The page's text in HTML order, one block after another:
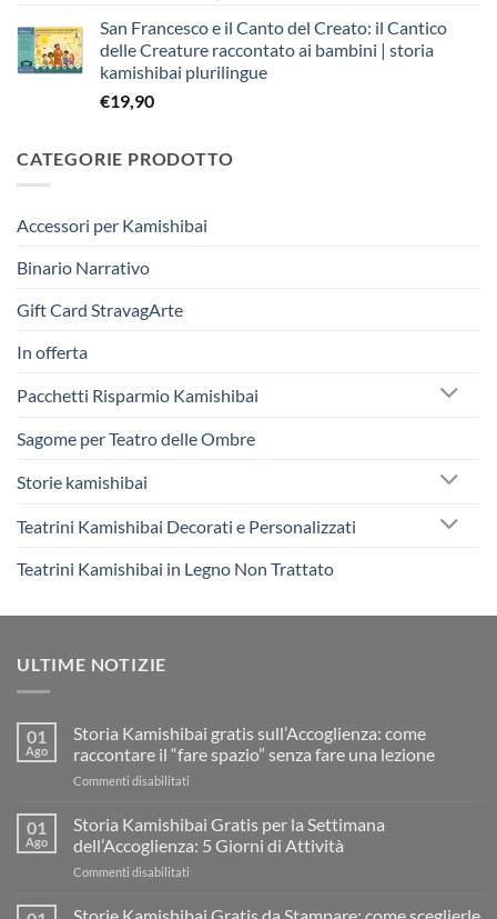
originale
era:
€263,40.
attuale
è:
€250,00.
San Francesco e il Canto del Creato: il Cantico
delle Creature raccontato ai bambini | storia
kamishibai plurilingue
€19,90
CATEGORIE PRODOTTO
Accessori per Kamishibai
Binario Narrativo
Gift Card StravagArte
In offerta
Pacchetti Risparmio Kamishibai
Sagome per Teatro delle Ombre
Storie kamishibai
Teatrini Kamishibai Decorati e Personalizzati
Teatrini Kamishibai in Legno Non Trattato
ULTIME NOTIZIE
01
Ago
Storia Kamishibai gratis sull’Accoglienza: come
raccontare il “fare spazio” senza fare una lezione
Commenti disabilitati
Kamishibai
gratis
sull’Accoglienza:
il
01
Ago
Storia Kamishibai Gratis per la Settimana
dell’Accoglienza: 5 Giorni di Attività
Commenti disabilitati
Kamishibai